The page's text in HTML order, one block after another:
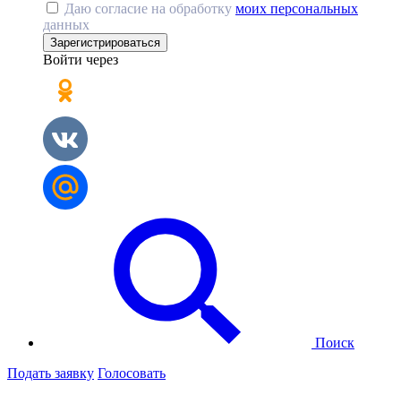
Даю согласие на обработку моих персональных
данных
Зарегистрироваться
Войти через
Поиск
Подать заявку Голосовать